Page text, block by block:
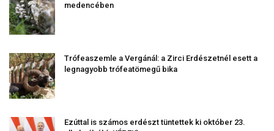
medencében
Trófeaszemle a Vergánál: a Zirci Erdészetnél esett a
legnagyobb trófeatömegű bika
Ezúttal is számos erdészt tüntettek ki október 23.